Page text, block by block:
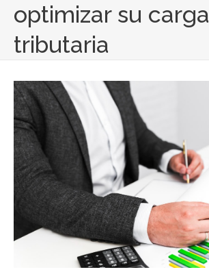
optimizar su carga
tributaria